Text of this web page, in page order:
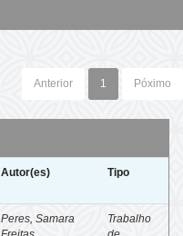
Anterior 1 Póximo
Autor(es) Tipo
Peres, Samara
Trabalho